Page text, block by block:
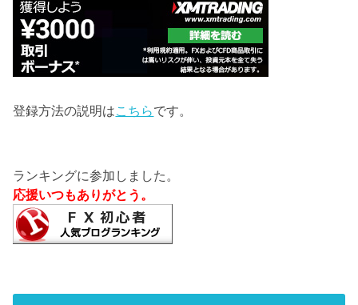
登録方法の説明はこちらです。
ランキングに参加しました。
応援いつもありがとう。